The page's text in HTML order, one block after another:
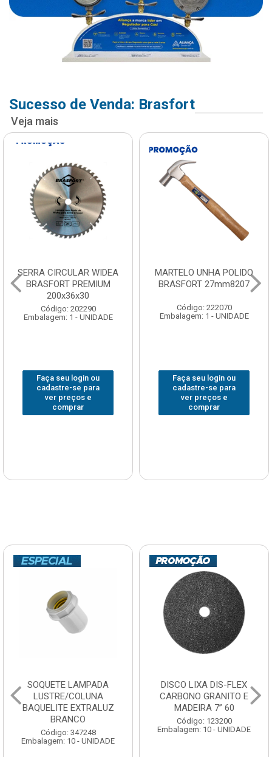
Sucesso de Venda: Brasfort
Veja mais
SERRA CIRCULAR WIDEA
BRASFORT PREMIUM
200x36x30
Código: 202290
Embalagem: 1 - UNIDADE
Faça seu login ou
cadastre-se para
ver preços e
comprar
MARTELO UNHA POLIDO
BRASFORT 27mm8207
Código: 222070
Embalagem: 1 - UNIDADE
Faça seu login ou
cadastre-se para
ver preços e
comprar
SOQUETE LAMPADA
LUSTRE/COLUNA
BAQUELITE EXTRALUZ
BRANCO
Código: 347248
Embalagem: 10 - UNIDADE
DISCO LIXA DIS-FLEX
CARBONO GRANITO E
MADEIRA 7” 60
Código: 123200
Embalagem: 10 - UNIDADE